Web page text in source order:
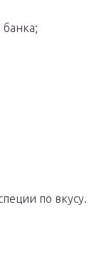
по вкусу.